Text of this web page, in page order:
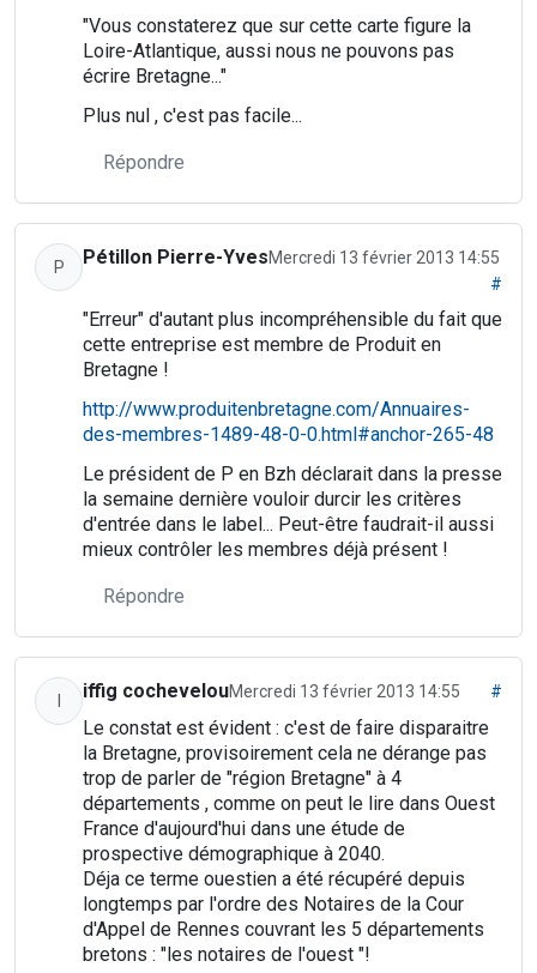
"Vous constaterez que sur cette carte figure la
Loire-Atlantique, aussi nous ne pouvons pas
écrire Bretagne..."
Plus nul , c'est pas facile...
Répondre
P Pétillon Pierre-YvesMercredi 13 février 2013 14:55
#
"Erreur" d'autant plus incompréhensible du fait que
cette entreprise est membre de Produit en
Bretagne !
http://www.produitenbretagne.com/Annuaires-
des-membres-1489-48-0-0.html#anchor-265-48
Le président de P en Bzh déclarait dans la presse
la semaine dernière vouloir durcir les critères
d'entrée dans le label... Peut-être faudrait-il aussi
mieux contrôler les membres déjà présent !
Répondre
iffig cochevelouMercredi 13 février 2013 14:55 #
Le constat est évident : c'est de faire disparaitre
la Bretagne, provisoirement cela ne dérange pas
trop de parler de "région Bretagne" à 4
départements , comme on peut le lire dans Ouest
France d'aujourd'hui dans une étude de
prospective démographique à 2040.
Déja ce terme ouestien a été récupéré depuis
longtemps par l'ordre des Notaires de la Cour
d'Appel de Rennes couvrant les 5 départements
bretons : "les notaires de l'ouest "!